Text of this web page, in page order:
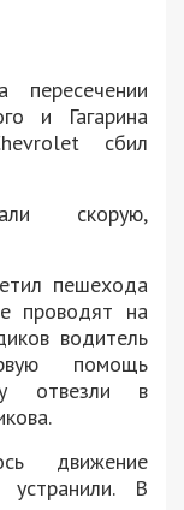
и Гагарина
сбил
скорую,
пешехода
проводят на
водитель
помощь
отвезли в
движение
В